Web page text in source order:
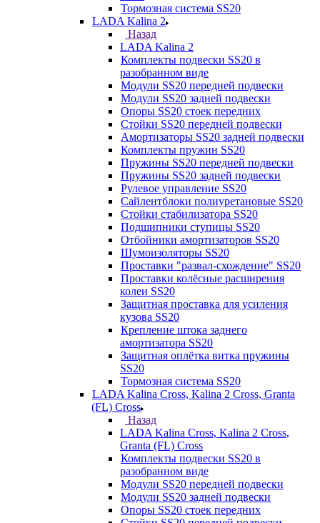
Тормозная система SS20
LADA Kalina 2
Назад
LADA Kalina 2
Комплекты подвески SS20 в
разобранном виде
Модули SS20 передней подвески
Модули SS20 задней подвески
Опоры SS20 стоек передних
Стойки SS20 передней подвески
Амортизаторы SS20 задней подвески
Комплекты пружин SS20
Пружины SS20 передней подвески
Пружины SS20 задней подвески
Рулевое управление SS20
Сайлентблоки полиуретановые SS20
Стойки стабилизатора SS20
Подшипники ступицы SS20
Отбойники амортизаторов SS20
Шумоизоляторы SS20
Проставки "развал-схождение" SS20
Проставки колёсные расширения
колеи SS20
Защитная проставка для усиления
кузова SS20
Крепление штока заднего
амортизатора SS20
Защитная оплётка витка пружины
SS20
Тормозная система SS20
LADA Kalina Cross, Kalina 2 Cross, Granta
(FL) Cross
Назад
LADA Kalina Cross, Kalina 2 Cross,
Granta (FL) Cross
Комплекты подвески SS20 в
разобранном виде
Модули SS20 передней подвески
Модули SS20 задней подвески
Опоры SS20 стоек передних